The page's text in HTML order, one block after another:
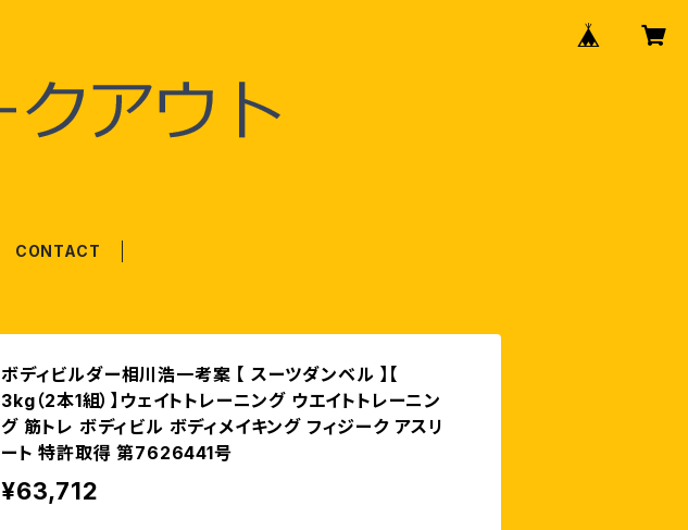
CONTACT
ボディビルダー相川浩一考案 【 スーツダンベル 】【
3kg（2本1組）】ウェイトトレーニング ウエイトトレーニン
グ 筋トレ ボディビル ボディメイキング フィジーク アスリ
ート 特許取得 第7626441号
¥63,712